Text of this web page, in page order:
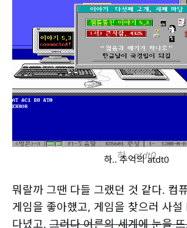
하.. atdt0
하.. 추억의 atdt0
뭐랄까 그땐 다들 그랬던 것 같다. 컴
게임을 좋아했고, 게임을 찾으러 사설
다녔고, 그러다 어른의 세계에 눈을